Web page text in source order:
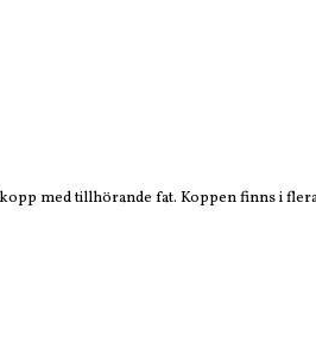
med tillhörande fat. Koppen finns i